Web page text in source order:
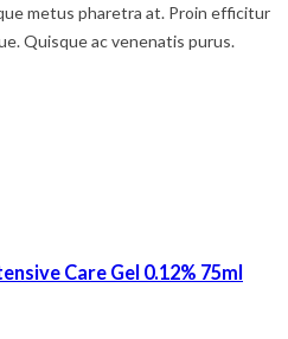
metus pharetra at. Proin efficitur
Quisque ac venenatis purus.
Care Gel 0.12% 75ml